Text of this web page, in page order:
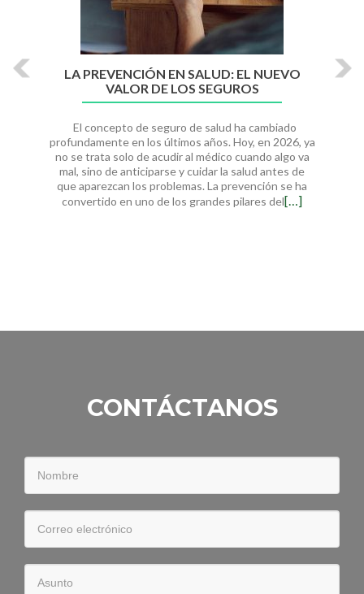
LA PREVENCIÓN EN SALUD: EL NUEVO
VALOR DE LOS SEGUROS
El concepto de seguro de salud ha cambiado
profundamente en los últimos años. Hoy, en 2026, ya
no se trata solo de acudir al médico cuando algo va
mal, sino de anticiparse y cuidar la salud antes de
que aparezcan los problemas. La prevención se ha
convertido en uno de los grandes pilares del[…]
CONTÁCTANOS